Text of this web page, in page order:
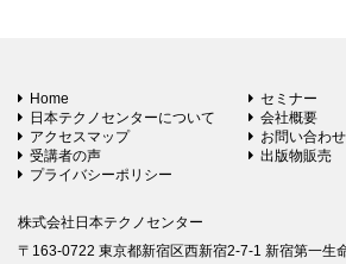
Home
セミナー
日本テクノセンターについて
会社概要
アクセスマップ
お問い合わせ
受講者の声
出版物販売
プライバシーポリシー
株式会社日本テクノセンター
〒163-0722 東京都新宿区西新宿2-7-1 新宿第一生